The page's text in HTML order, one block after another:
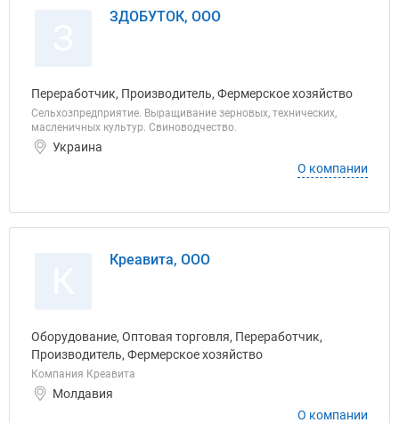
ЗДОБУТОК, ООО
Переработчик, Производитель, Фермерское хозяйство
Сельхозпредприятие. Выращивание зерновых, технических,
масленичных культур. Свиноводчество.
Украина
О компании
Креавита, ООО
Оборудование, Оптовая торговля, Переработчик,
Производитель, Фермерское хозяйство
Компания Креавита
Молдавия
О компании